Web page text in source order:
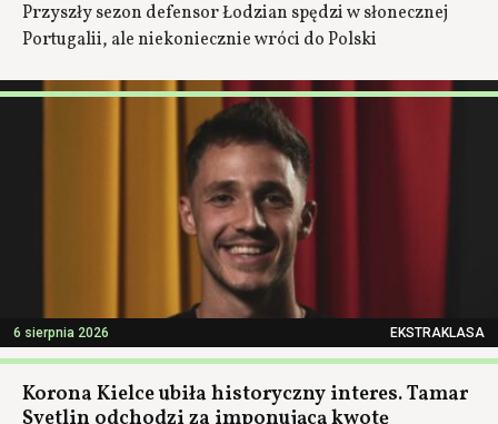
Przyszły sezon defensor Łodzian spędzi w słonecznej
Portugalii, ale niekoniecznie wróci do Polski
6 sierpnia 2026 EKSTRAKLASA
Korona Kielce ubiła historyczny interes. Tamar